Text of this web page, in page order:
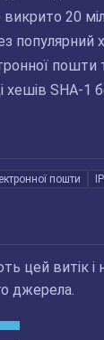
20
пошти
хешів SHA-1
пошти
цей витік
джерела.